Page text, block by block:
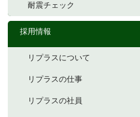
耐震チェック
採用情報
リプラスについて
リプラスの仕事
リプラスの社員